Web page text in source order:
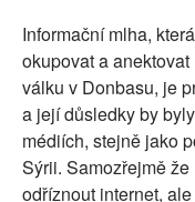
Informační mlha,
okupovat a
válku v Donbasu, je
a její důsledky by
médiích, stejně jako
Sýrii. Samozřejmě
odříznout internet,